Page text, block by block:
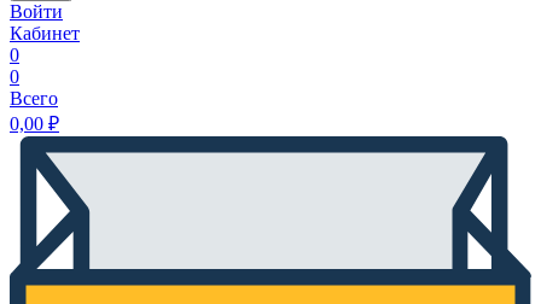
Войти
Кабинет
0
0
Всего
0,00 ₽